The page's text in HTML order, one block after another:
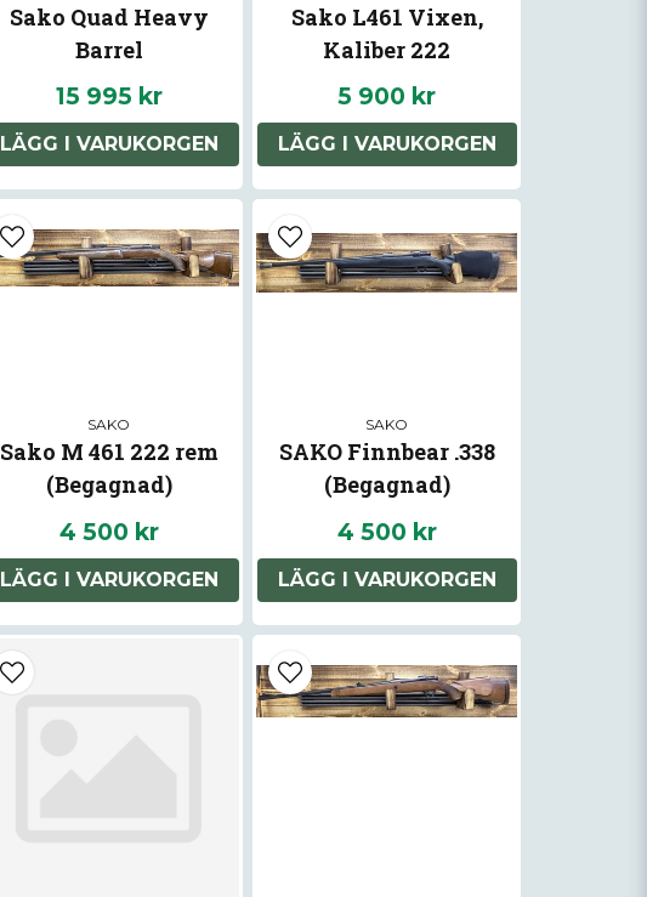
Sako Quad Heavy
Barrel
15 995 kr
LÄGG I VARUKORGEN
Sako L461 Vixen,
Kaliber 222
5 900 kr
LÄGG I VARUKORGEN
SAKO
Sako M 461 222 rem
(Begagnad)
4 500 kr
LÄGG I VARUKORGEN
SAKO
SAKO Finnbear .338
(Begagnad)
4 500 kr
LÄGG I VARUKORGEN